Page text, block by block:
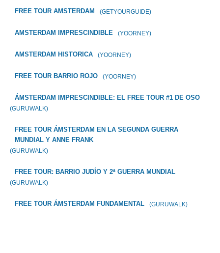
FREE TOUR AMSTERDAM (GETYOURGUIDE)
AMSTERDAM IMPRESCINDIBLE (YOORNEY)
AMSTERDAM HISTORICA (YOORNEY)
FREE TOUR BARRIO ROJO (YOORNEY)
ÁMSTERDAM IMPRESCINDIBLE: EL FREE TOUR #1 DE OSO
(GURUWALK)
FREE TOUR ÁMSTERDAM EN LA SEGUNDA GUERRA
MUNDIAL Y ANNE FRANK
(GURUWALK)
FREE TOUR: BARRIO JUDÍO Y 2ª GUERRA MUNDIAL
(GURUWALK)
FREE TOUR ÁMSTERDAM FUNDAMENTAL (GURUWALK)